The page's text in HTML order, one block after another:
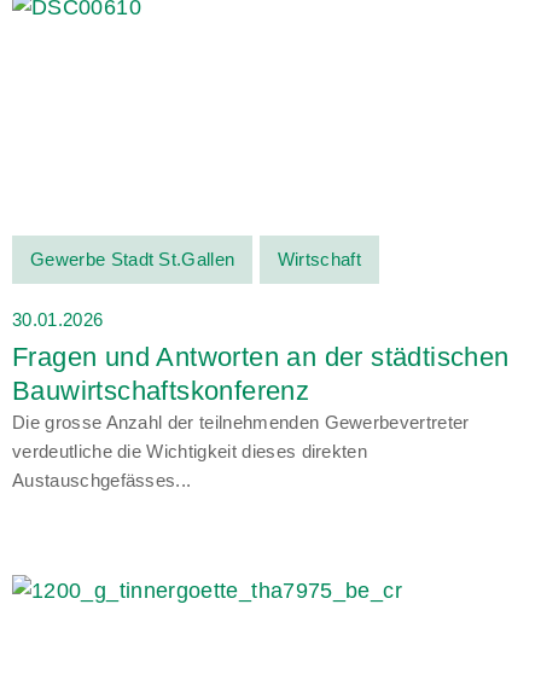
Gewerbe Stadt St.Gallen Wirtschaft
30.01.2026
Fragen und Antworten an der städtischen
Bauwirtschaftskonferenz
Die grosse Anzahl der teilnehmenden Gewerbevertreter
verdeutliche die Wichtigkeit dieses direkten
Austauschgefässes...